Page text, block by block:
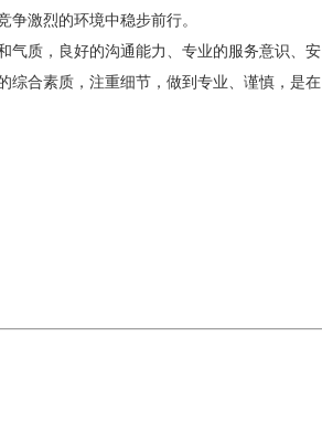
激烈的环境中稳步前行。
气质，良好的沟通能力、专业的服务意识、安
综合素质，注重细节，做到专业、谨慎，是在